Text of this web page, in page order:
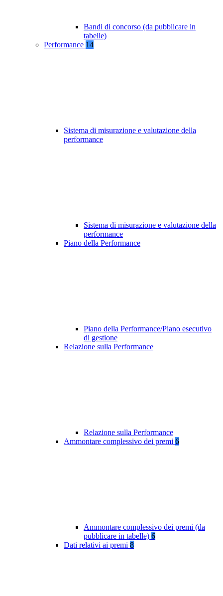
Bandi di concorso (da pubblicare in
tabelle)
Performance 14
Sistema di misurazione e valutazione della
performance
Sistema di misurazione e valutazione della
performance
Piano della Performance
Piano della Performance/Piano esecutivo
di gestione
Relazione sulla Performance
Relazione sulla Performance
Ammontare complessivo dei premi 6
Ammontare complessivo dei premi (da
pubblicare in tabelle) 6
Dati relativi ai premi 8